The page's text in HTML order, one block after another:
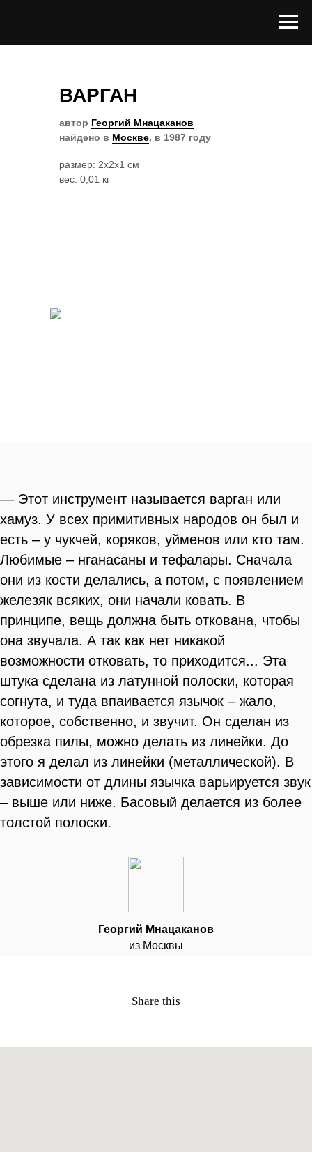
автор Георгий Мнацаканов
найдено в Москве, в 1987 году
ВАРГАН
размер: 2x2x1 см
вес: 0,01 кг
— Этот инструмент называется варган или
хамуз. У всех примитивных народов он был и
есть – у чукчей, коряков, уйменов или кто там.
Любимые – нганасаны и тефалары. Сначала
они из кости делались, а потом, с появлением
железяк всяких, они начали ковать. В
принципе, вещь должна быть откована, чтобы
она звучала. А так как нет никакой
возможности отковать, то приходится... Эта
штука сделана из латунной полоски, которая
согнута, и туда впаивается язычок – жало,
которое, собственно, и звучит. Он сделан из
обрезка пилы, можно делать из линейки. До
этого я делал из линейки (металлической). В
зависимости от длины язычка варьируется звук
– выше или ниже. Басовый делается из более
толстой полоски.
Георгий Мнацаканов
из Москвы
Share this